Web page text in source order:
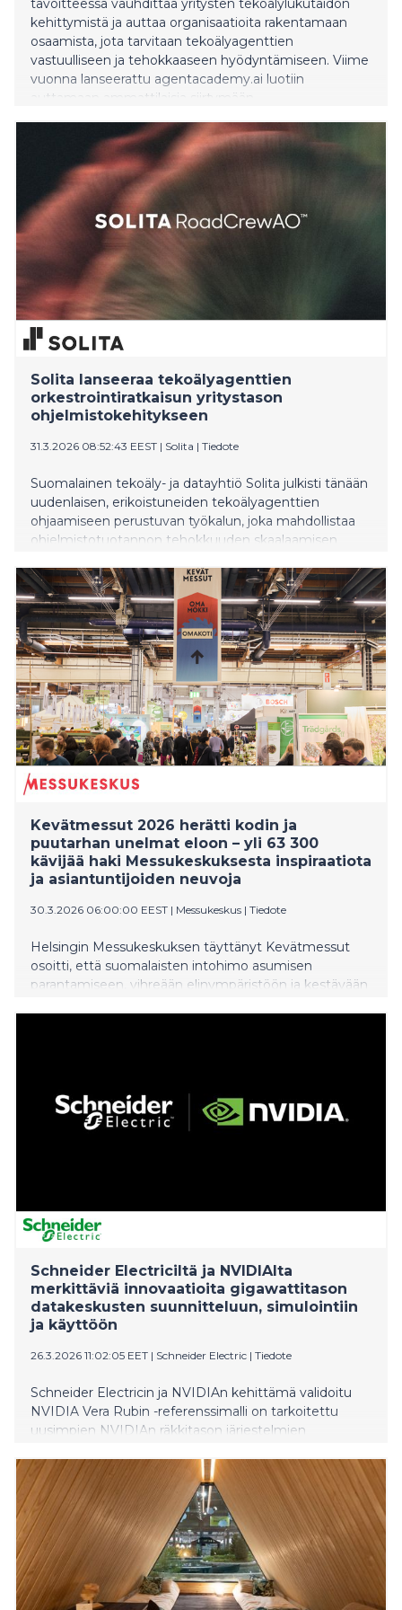
kehittymistä ja auttaa organisaatioita rakentamaan
osaamista, jota tarvitaan tekoälyagenttien
vastuulliseen ja tehokkaaseen hyödyntämiseen. Viime
vuonna lanseerattu agentacademy.ai luotiin
auttamaan ammattilaisia siirtymään
joustavan, omatahtisesti etenevän verkko-opiskelun
avulla. Koulutuksen sisältö keskittyy
yrityskäyttötapauksiin. Julkaisun jälkeen alusta on
houkutellut laajan ja yhä kansainvälisemmän
oppijayhteisön, johon kuuluu yritysjohtajia,
esihenkilöitä, kehittäjiä, analyytikoita, konsultteja,
opiskelijoita ja mui
Solita lanseeraa tekoälyagenttien
orkestrointiratkaisun yritystason
ohjelmistokehitykseen
31.3.2026 08:52:43 EEST | Solita | Tiedote
Suomalainen tekoäly- ja datayhtiö Solita julkisti tänään
uudenlaisen, erikoistuneiden tekoälyagenttien
ohjaamiseen perustuvan työkalun, joka mahdollistaa
ohjelmistotuotannon tehokkuuden skaalaamisen
RoadCrewAO™ edustaa merkittävää edistysaskelta
agenttisessa ohjelmistokehityksessä ja siinä, miten
ohjelmistoja suunnitellaan, rakennetaan ja operoidaan.
Kevätmessut 2026 herätti kodin ja
puutarhan unelmat eloon – yli 63 300
kävijää haki Messukeskuksesta inspiraatiota
ja asiantuntijoiden neuvoja
30.3.2026 06:00:00 EEST | Messukeskus | Tiedote
Helsingin Messukeskuksen täyttänyt Kevätmessut
osoitti, että suomalaisten intohimo asumisen
parantamiseen, vihreään elinympäristöön ja kestävään
ennennäkemättömän monipuolisen
ohjelmakattauksen.
Schneider Electriciltä ja NVIDIAlta
merkittäviä innovaatioita gigawattitason
datakeskusten suunnitteluun, simulointiin
ja käyttöön
26.3.2026 11:02:05 EET | Schneider Electric | Tiedote
Schneider Electricin ja NVIDIAn kehittämä validoitu
NVIDIA Vera Rubin -referenssimalli on tarkoitettu
uusimpien NVIDIAn räkkitason järjestelmien
Schneider Electricin omistama
teollisuusohjelmistoyritys AVEVA ovat kehittäneet
NVIDIA Omniverse -alustalla mallin digitaaliselle
kaksoselle, joka huomioi datakeskusten koko
elinkaaren. Se on tarkoitettu suuren mittakaavan
tekoälytehtaisiin, joissa halutaan maksimoida
tekoälytoimenpiteiden tuotto megawattia kohden.
Schneider Electric testaa NVIDIA Nemotron -